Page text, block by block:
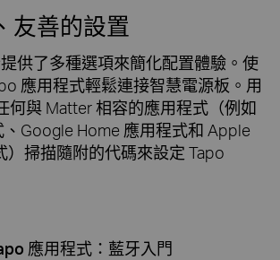
友善的設置
供了多種選項來簡化配置體驗。使
應用程式輕鬆連接智慧電源板。用
何與 Matter 相容的應用程式（例如
Google Home 應用程式和 Apple
）掃描隨附的代碼來設定 Tapo
應用程式：藍牙入門